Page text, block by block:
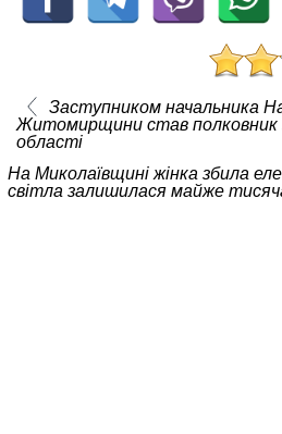
Заступником начальника
Житомирщини став полковник
області
На Миколаївщині жінка збила
світла залишилася майже